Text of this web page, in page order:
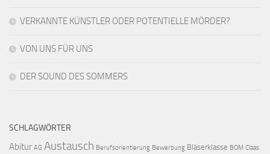
VERKANNTE KÜNSTLER ODER POTENTIELLE MÖRDER?
VON UNS FÜR UNS
DER SOUND DES SOMMERS
SCHLAGWÖRTER
Abitur AG Austausch Berufsorientierung Bewerbung Bläserklasse BOM Claas